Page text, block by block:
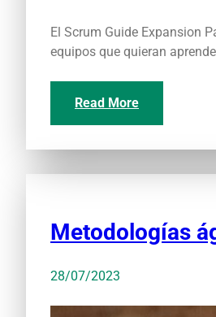
El Scrum Guide Expansion
equipos que quieran
Read More
Metodologías
28/07/2023